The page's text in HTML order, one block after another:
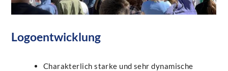
Logoentwicklung
Charakterlich starke und sehr dynamische